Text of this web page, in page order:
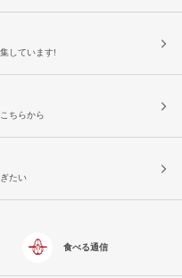
しています!
ちらから
たい
食べる通信